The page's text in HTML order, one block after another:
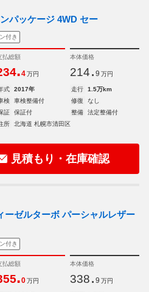
パッケージ 4WD セー
付き
払総額
.4 万円
本体価格
214. 9 万円
式 2017年 走行
1.5万km
検
車検整備付 修復
なし
証
保証付 整備
法定整備付
所
北海道 札幌市清田区
見積もり・在庫確認
ーゼルターボ パーシャルレザー
付き
払総額
.0 万円
本体価格
338. 9 万円